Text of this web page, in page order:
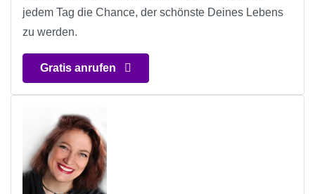
jedem Tag die Chance, der schönste Deines Lebens
zu werden.
Gratis anrufen